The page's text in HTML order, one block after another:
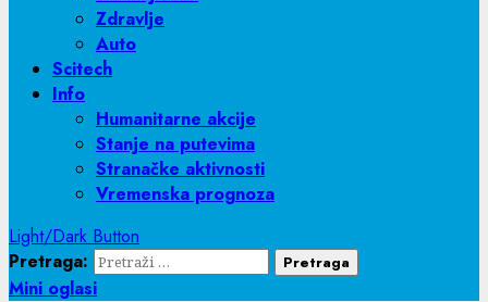
Zdravlje
Auto
Scitech
Info
Humanitarne akcije
Stanje na putevima
Stranačke aktivnosti
Vremenska prognoza
Light/Dark Button
Pretraga:
Mini oglasi